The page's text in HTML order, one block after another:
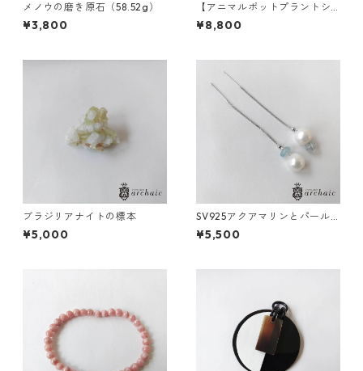
メノウの磨き原石（58.52g）
¥3,800
【アニマルポットプラントシ
リーズ】モンキー×セレウス×
丸サボテン
¥8,800
ブラジリアナイトの標本
¥5,000
SV925アクアマリンとパール
のアメリカンピアス
¥5,500